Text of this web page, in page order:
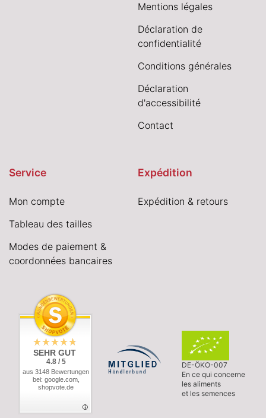
Mentions légales
Déclaration de
confidentialité
Conditions générales
Déclaration
d'accessibilité
Contact
Service
Mon compte
Tableau des tailles
Modes de paiement &
coordonnées bancaires
Expédition
Expédition & retours
SEHR GUT
4.8 / 5
aus 3148 Bewertungen
bei: google.com,
shopvote.de
DE-ÖKO-007
En ce qui concerne
les aliments
et les semences